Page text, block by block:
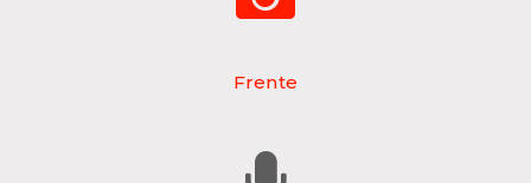
Frente